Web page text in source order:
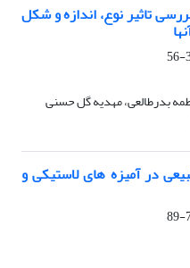
تاثیر نوع، اندازه و شکل
بدرطالعی، مهدیه گل حسنی
در آمیزه های لاستیکی و